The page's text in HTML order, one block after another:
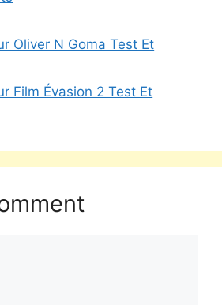
Oliver N Goma Test Et
Film Évasion 2 Test Et